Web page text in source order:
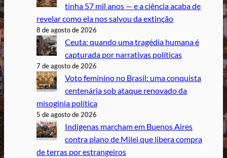
tinha 57 mil anos — e a ciência acaba de
revelar como ela nos salvou da extinção
8 de agosto de 2026
Ceuta: quando uma tragédia humana é
capturada por narrativas políticas
7 de agosto de 2026
Voto feminino no Brasil: uma conquista
centenária sob ataque renovado da
misoginia política
5 de agosto de 2026
Indígenas marcham em Buenos Aires
contra plano de Milei que libera compra
de terras por estrangeiros